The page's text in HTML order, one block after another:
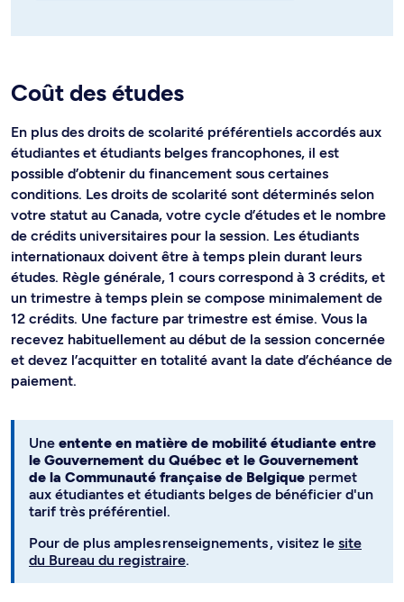
Coût des études
En plus des droits de scolarité préférentiels accordés aux
étudiantes et étudiants belges francophones, il est
possible d’obtenir du financement sous certaines
conditions. Les droits de scolarité sont déterminés selon
votre statut au Canada, votre cycle d’études et le nombre
de crédits universitaires pour la session. Les étudiants
internationaux doivent être à temps plein durant leurs
études. Règle générale, 1 cours correspond à 3 crédits, et
un trimestre à temps plein se compose minimalement de
12 crédits. Une facture par trimestre est émise. Vous la
recevez habituellement au début de la session concernée
et devez l’acquitter en totalité avant la date d’échéance de
paiement.
Une entente en matière de mobilité étudiante entre
le Gouvernement du Québec et le Gouvernement
de la Communauté française de Belgique permet
aux étudiantes et étudiants belges de bénéficier d'un
tarif très préférentiel.
Pour de plus amples renseignements , visitez le site
du Bureau du registraire.